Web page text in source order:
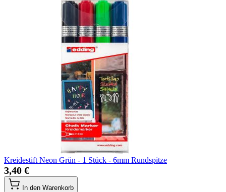
Kreidestift Neon Grün - 1 Stück - 6mm Rundspitze
3,40 €
In den Warenkorb